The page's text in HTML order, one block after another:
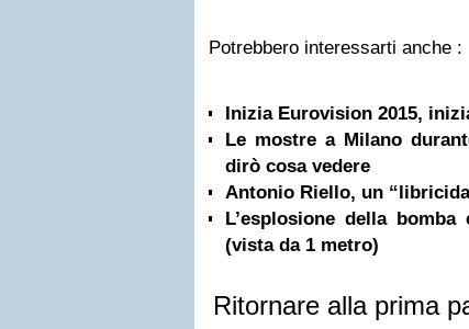
Potrebbero interessarti anche :
Inizia Eurovision 2015,
Le mostre a Milano
dirò cosa vedere
Antonio Riello, un
L’esplosione della
(vista da 1 metro)
Ritornare alla prima